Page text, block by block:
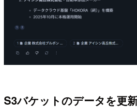
S3バケットのデータを更